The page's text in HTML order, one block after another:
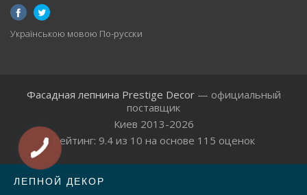
Українською мовою По-русски
Фасадная лепнина Prestige Decor— официальный
поставщик
Киев 2013-2026
Рейтинг: 9.4из 10 на основе 115 оценок
ЛЕПНОЙ ДЕКОР